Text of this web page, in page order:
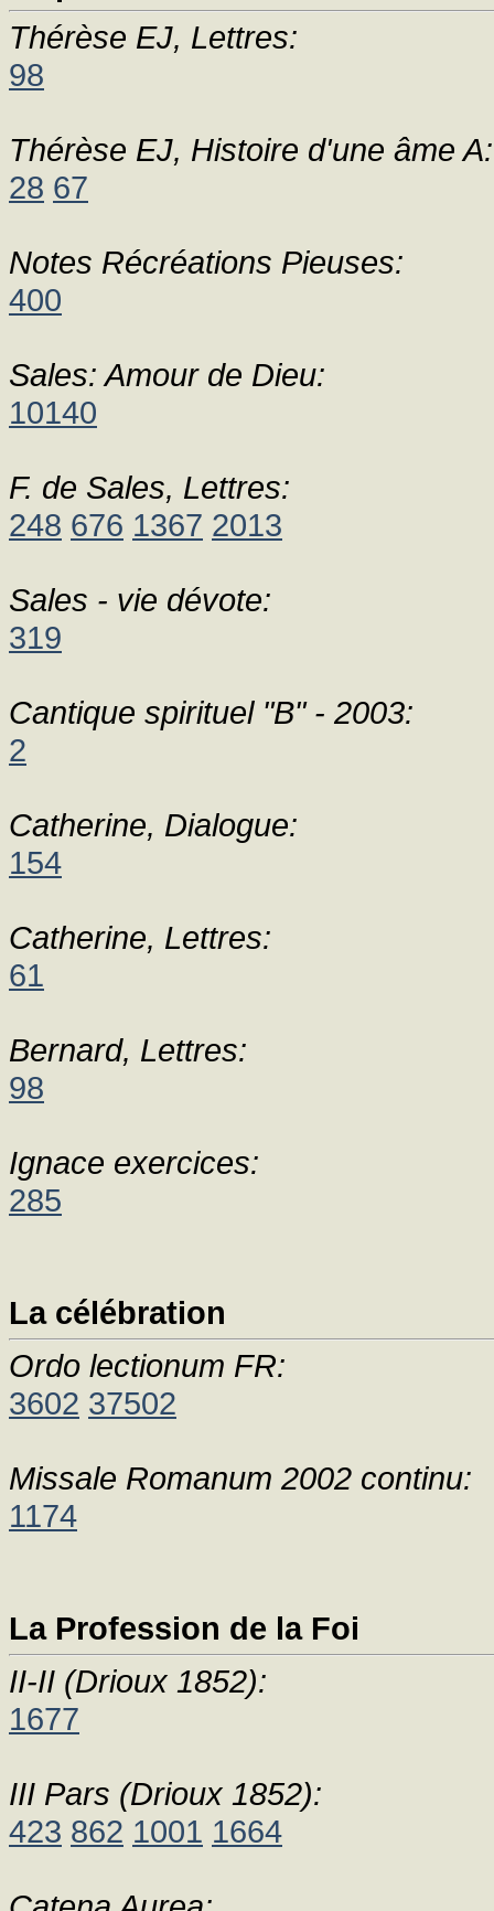
Thérèse EJ, Lettres:
98
Thérèse EJ, Histoire d'une âme A:
28 67
Notes Récréations Pieuses:
400
Sales: Amour de Dieu:
10140
F. de Sales, Lettres:
248 676 1367 2013
Sales - vie dévote:
319
Cantique spirituel "B" - 2003:
2
Catherine, Dialogue:
154
Catherine, Lettres:
61
Bernard, Lettres:
98
Ignace exercices:
285
La célébration
Ordo lectionum FR:
3602 37502
Missale Romanum 2002 continu:
1174
La Profession de la Foi
II-II (Drioux 1852):
1677
III Pars (Drioux 1852):
423 862 1001 1664